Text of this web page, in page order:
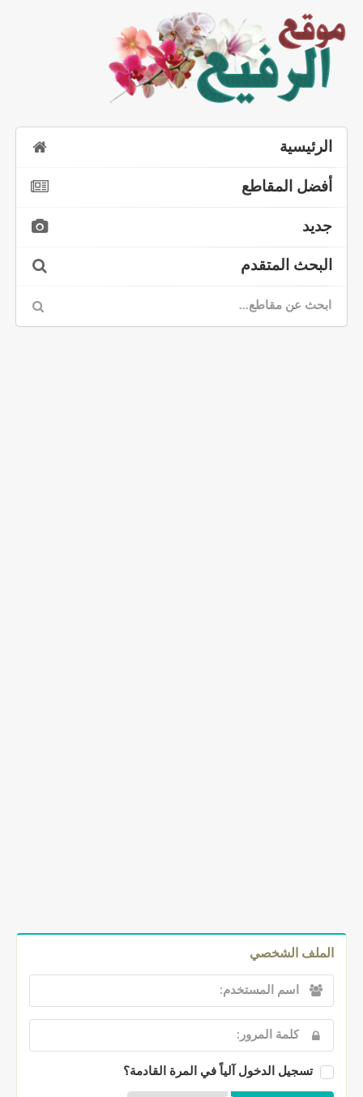
الرئيسية
أفضل المقاطع
جديد
البحث المتقدم
الملف الشخصي
تسجيل الدخول آلياً في المرة القادمة؟